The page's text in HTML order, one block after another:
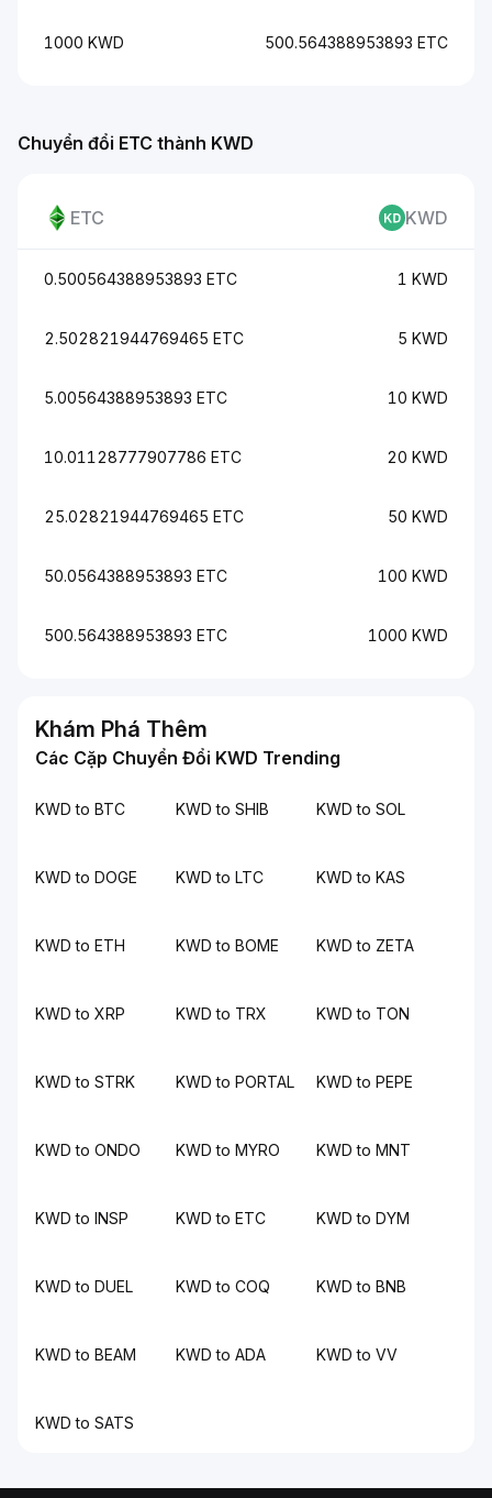
Chuyển đổi ETC thành KWD
ETC KWD
0.500564388953893 ETC 1 KWD
2.502821944769465 ETC 5 KWD
5.00564388953893 ETC 10 KWD
10.01128777907786 ETC 20 KWD
25.02821944769465 ETC 50 KWD
50.0564388953893 ETC 100 KWD
500.564388953893 ETC 1000 KWD
1000 KWD 500.564388953893 ETC
Khám Phá Thêm
Các Cặp Chuyển Đổi KWD Trending
KWD to BTC KWD to SHIB KWD to SOL
KWD to DOGE KWD to LTC KWD to KAS
KWD to ETH KWD to BOME KWD to ZETA
KWD to XRP KWD to TRX KWD to TON
KWD to STRK KWD to PORTAL KWD to PEPE
KWD to ONDO KWD to MYRO KWD to MNT
KWD to INSP KWD to ETC KWD to DYM
KWD to DUEL KWD to COQ KWD to BNB
KWD to BEAM KWD to ADA KWD to VV
KWD to SATS